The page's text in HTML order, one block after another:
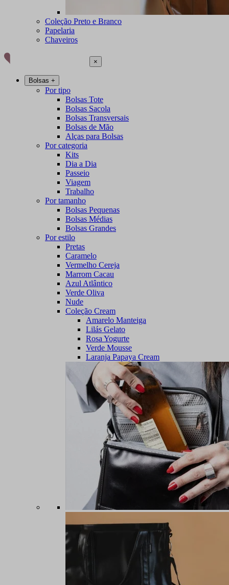
Coleção Preto e Branco
Papelaria
Chaveiros
×
Bolsas +
Por tipo
Bolsas Tote
Bolsas Sacola
Bolsas Transversais
Bolsas de Mão
Alças para Bolsas
Por categoria
Kits
Dia a Dia
Passeio
Viagem
Trabalho
Por tamanho
Bolsas Pequenas
Bolsas Médias
Bolsas Grandes
Por estilo
Pretas
Caramelo
Vermelho Cereja
Marrom Cacau
Azul Atlântico
Verde Oliva
Nude
Coleção Cream
Amarelo Manteiga
Lilás Gelato
Rosa Yogurte
Verde Mousse
Laranja Papaya Cream